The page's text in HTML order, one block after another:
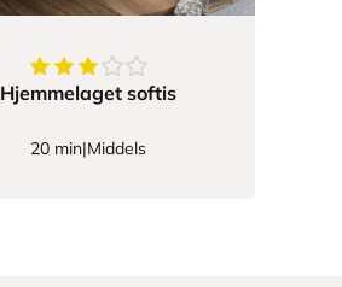
3.35av5stjerner
Hjemmelaget softis
20 min|Middels